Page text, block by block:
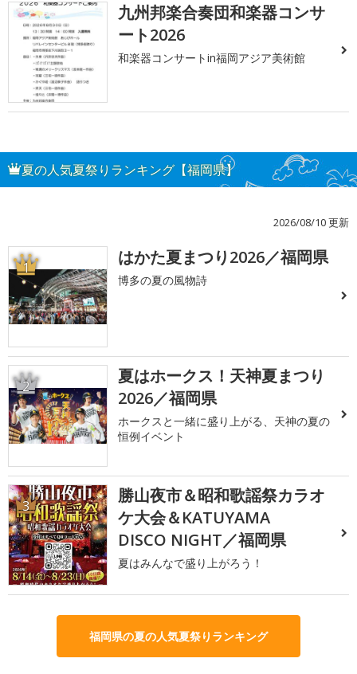
九州邦楽合奏団和楽器コンサ
ート2026
和楽器コンサートin福岡アジア美術館
夏の人気夏祭りランキング【福岡県】
2026/08/10 更新
1 はかた夏まつり2026／福岡県
博多の夏の風物詩
2
夏はホークス！天神夏まつり
2026／福岡県
ホークスと一緒に盛り上がる、天神の夏の
恒例イベント
3
勝山夜市＆昭和歌謡祭カラオ
ケ大会＆KATUYAMA
DISCO NIGHT／福岡県
夏はみんなで盛り上がろう！
福岡県の夏の人気夏祭りランキング